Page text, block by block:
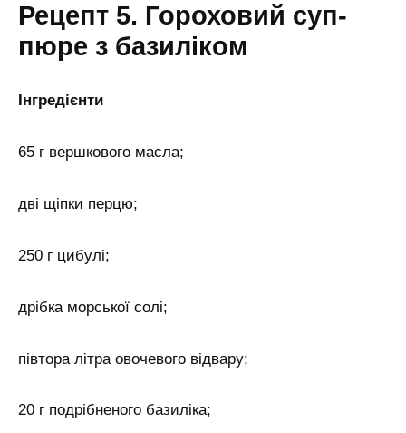
Рецепт 5. Гороховий суп-
пюре з базиліком
Інгредієнти
65 г вершкового масла;
дві щіпки перцю;
250 г цибулі;
дрібка морської солі;
півтора літра овочевого відвару;
20 г подрібненого базиліка;